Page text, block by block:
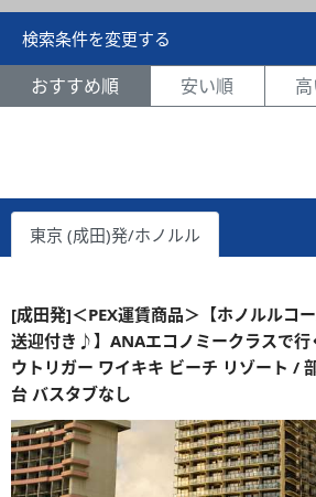
検索条件を変更する
おすすめ順 安い順
東京 (成田)発/ホノルル
[成田発]＜PEX運賃商品＞【ホノルルコ
送迎付き♪】ANAエコノミークラスで行
ウトリガー ワイキキ ビーチ リゾート /
台 バスタブなし